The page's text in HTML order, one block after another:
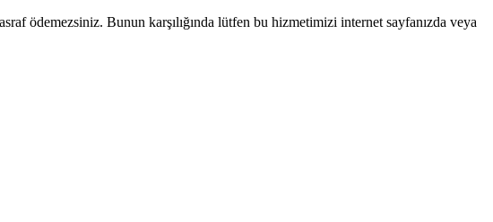
ödemezsiniz. Bunun karşılığında lütfen bu hizmetimizi internet sayfanızda veya